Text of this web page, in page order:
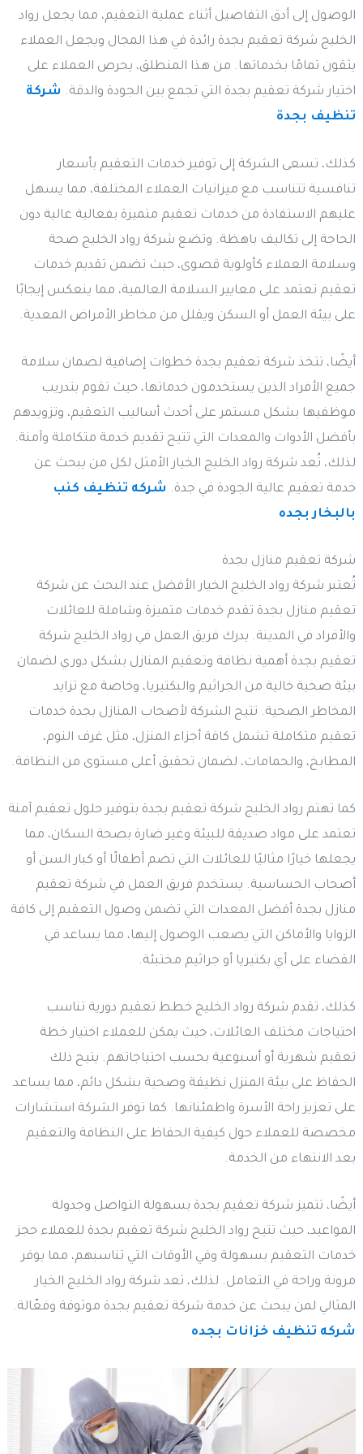
الوصول إلى أدق التفاصيل أثناء عملية التعقيم، مما يجعل رواد
الخليج شركة تعقيم بجدة رائدة في هذا المجال ويجعل العملاء
يثقون تمامًا بخدماتها. من هذا المنطلق، يحرص العملاء على
اختيار شركة تعقيم بجدة التي تجمع بين الجودة والدقة. شركة
تنظيف بجدة
كذلك، تسعى الشركة إلى توفير خدمات التعقيم بأسعار
تنافسية تتناسب مع ميزانيات العملاء المختلفة، مما يسهل
عليهم الاستفادة من خدمات تعقيم متميزة بفعالية عالية دون
الحاجة إلى تكاليف باهظة. وتضع شركة رواد الخليج صحة
وسلامة العملاء كأولوية قصوى، حيث تضمن تقديم خدمات
تعقيم تعتمد على معايير السلامة العالمية، مما ينعكس إيجابًا
على بيئة العمل أو السكن ويقلل من مخاطر الأمراض المعدية.
أيضًا، تتخذ شركة تعقيم بجدة خطوات إضافية لضمان سلامة
جميع الأفراد الذين يستخدمون خدماتها، حيث تقوم بتدريب
موظفيها بشكل مستمر على أحدث أساليب التعقيم، وتزويدهم
بأفضل الأدوات والمعدات التي تتيح تقديم خدمة متكاملة وآمنة.
لذلك، تُعد شركة رواد الخليج الخيار الأمثل لكل من يبحث عن
خدمة تعقيم عالية الجودة في جدة. شركه تنظيف كنب
بالبخار بجده
شركة تعقيم منازل بجدة
تُعتبر شركة رواد الخليج الخيار الأفضل عند البحث عن شركة
تعقيم منازل بجدة تقدم خدمات متميزة وشاملة للعائلات
والأفراد في المدينة. يدرك فريق العمل في رواد الخليج شركة
تعقيم بجدة أهمية نظافة وتعقيم المنازل بشكل دوري لضمان
بيئة صحية خالية من الجراثيم والبكتيريا، وخاصة مع تزايد
المخاطر الصحية. تتيح الشركة لأصحاب المنازل بجدة خدمات
تعقيم متكاملة تشمل كافة أجزاء المنزل، مثل غرف النوم،
المطابخ، والحمامات، لضمان تحقيق أعلى مستوى من النظافة.
كما تهتم رواد الخليج شركة تعقيم بجدة بتوفير حلول تعقيم آمنة
تعتمد على مواد صديقة للبيئة وغير ضارة بصحة السكان، مما
يجعلها خيارًا مثاليًا للعائلات التي تضم أطفالًا أو كبار السن أو
أصحاب الحساسية. يستخدم فريق العمل في شركة تعقيم
منازل بجدة أفضل المعدات التي تضمن وصول التعقيم إلى كافة
الزوايا والأماكن التي يصعب الوصول إليها، مما يساعد في
القضاء على أي بكتيريا أو جراثيم مختبئة.
كذلك، تقدم شركة رواد الخليج خطط تعقيم دورية تناسب
احتياجات مختلف العائلات، حيث يمكن للعملاء اختيار خطة
تعقيم شهرية أو أسبوعية بحسب احتياجاتهم. يتيح ذلك
الحفاظ على بيئة المنزل نظيفة وصحية بشكل دائم، مما يساعد
على تعزيز راحة الأسرة واطمئنانها. كما توفر الشركة استشارات
مخصصة للعملاء حول كيفية الحفاظ على النظافة والتعقيم
بعد الانتهاء من الخدمة.
أيضًا، تتميز شركة تعقيم بجدة بسهولة التواصل وجدولة
المواعيد، حيث تتيح رواد الخليج شركة تعقيم بجدة للعملاء حجز
خدمات التعقيم بسهولة وفي الأوقات التي تناسبهم، مما يوفر
مرونة وراحة في التعامل. لذلك، تعد شركة رواد الخليج الخيار
المثالي لمن يبحث عن خدمة شركة تعقيم بجدة موثوقة وفعّالة.
شركه تنظيف خزانات بجده